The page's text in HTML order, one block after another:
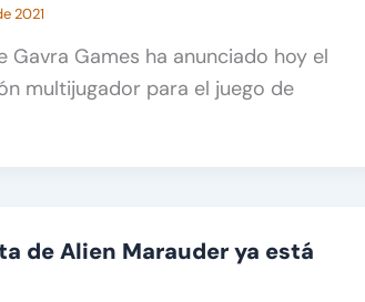
2021
Games ha anunciado hoy el
multijugador para el juego de
de Alien Marauder ya está